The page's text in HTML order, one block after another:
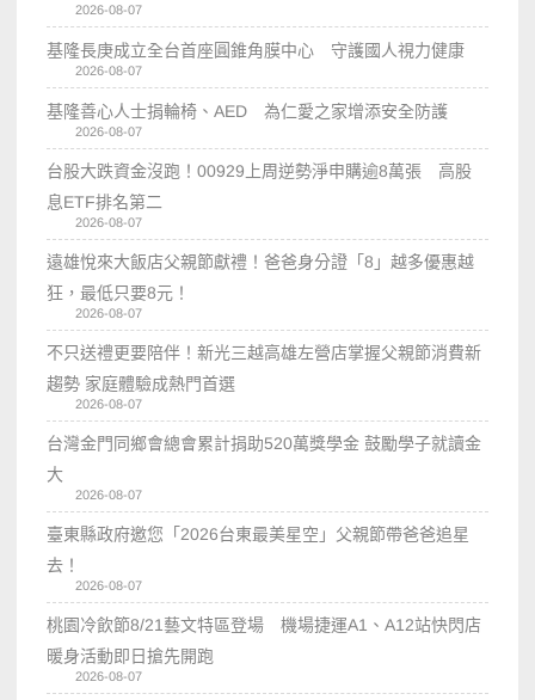
2026-08-07
基隆長庚成立全台首座圓錐角膜中心 守護國人視力健康
2026-08-07
基隆善心人士捐輪椅、AED 為仁愛之家增添安全防護
2026-08-07
台股大跌資金沒跑！00929上周逆勢淨申購逾8萬張 高股
息ETF排名第二
2026-08-07
遠雄悅來大飯店父親節獻禮！爸爸身分證「8」越多優惠越
狂，最低只要8元！
2026-08-07
不只送禮更要陪伴！新光三越高雄左營店掌握父親節消費新
趨勢 家庭體驗成熱門首選
2026-08-07
台灣金門同鄉會總會累計捐助520萬獎學金 鼓勵學子就讀金
大
2026-08-07
臺東縣政府邀您「2026台東最美星空」父親節帶爸爸追星
去！
2026-08-07
桃園冷飲節8/21藝文特區登場 機場捷運A1、A12站快閃店
暖身活動即日搶先開跑
2026-08-07